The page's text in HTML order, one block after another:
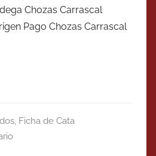
Chozas Carrascal
Pago Chozas Carrascal
, Ficha de Cata